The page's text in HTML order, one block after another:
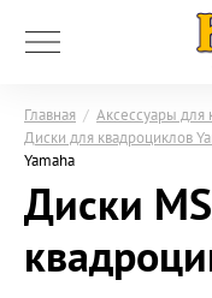
Главная / Аксессуары для
Диски для квадроциклов
Yamaha
Диски